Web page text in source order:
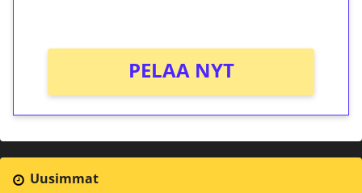
PELAA NYT
Uusimmat